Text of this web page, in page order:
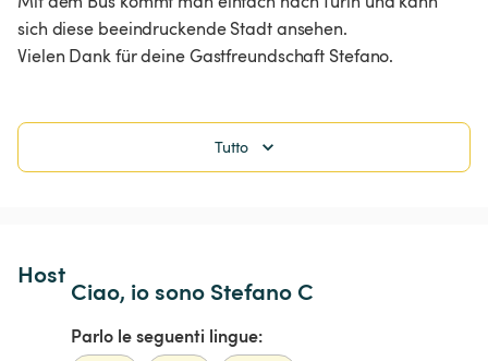
sich diese beeindruckende Stadt ansehen.
Vielen Dank für deine Gastfreundschaft Stefano.
Tutto
Host
Ciao, io sono Stefano C
Parlo le seguenti lingue: